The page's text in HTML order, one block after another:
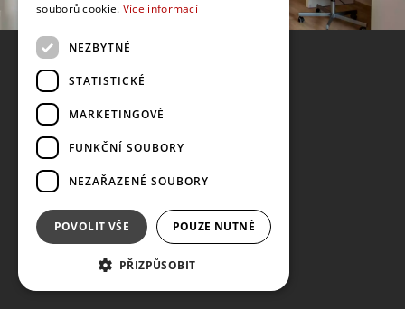
souborů cookie. Více informací
NEZBYTNÉ
STATISTICKÉ
MARKETINGOVÉ
FUNKČNÍ SOUBORY
NEZAŘAZENÉ SOUBORY
POVOLIT VŠE POUZE NUTNÉ
PŘIZPŮSOBIT